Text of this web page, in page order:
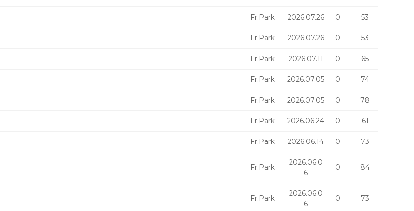
Fr.Park 2026.07.26 0 53
Fr.Park 2026.07.26 0 53
Fr.Park 2026.07.11 0 65
Fr.Park 2026.07.05 0 74
Fr.Park 2026.07.05 0 78
Fr.Park 2026.06.24 0 61
Fr.Park 2026.06.14 0 73
Fr.Park
2026.06.0
6
0 84
Fr.Park
2026.06.0
6
0 73